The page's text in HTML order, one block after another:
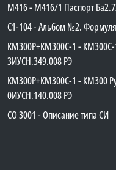
М416 - М416/1 Паспорт
C1-104 - Альбом №2.
КМ300Р+КМ300С-1 - КМ300C-
3ИУСН.349.008 РЭ
КМ300Р+КМ300С-1 - КМ300
0ИУСН.140.008 РЭ
СО 3001 - Описание типа СИ